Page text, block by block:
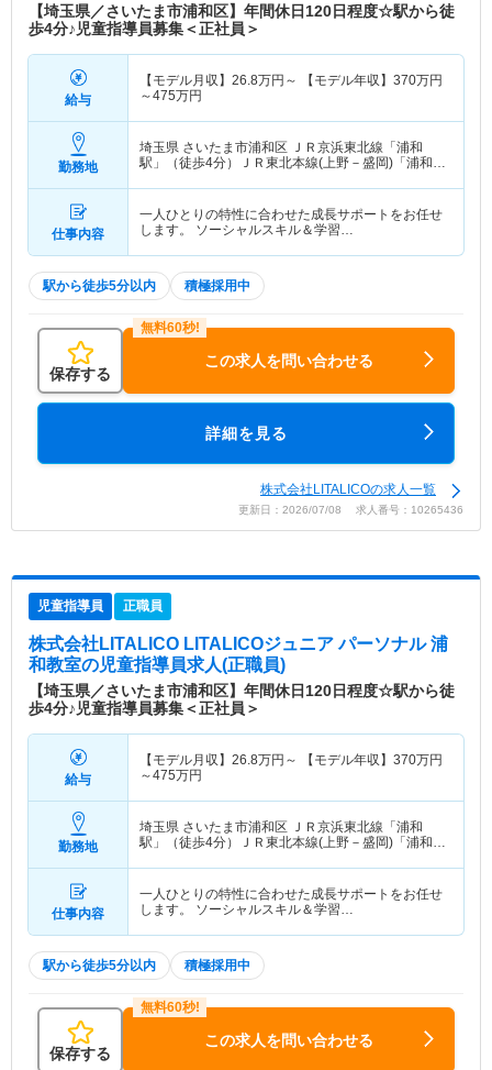
【埼玉県／さいたま市浦和区】年間休日120日程度☆駅から徒
歩4分♪児童指導員募集＜正社員＞
給与
【モデル月収】 26.8万円～ 【モデル年収】 370万円
～475万円
勤務地
埼玉県 さいたま市浦和区 ＪＲ京浜東北線「浦和
駅」（徒歩4分）ＪＲ東北本線(上野－盛岡)「浦和
仕事内容
一人ひとりの特性に合わせた成長サポートをお任せ
します。 ソーシャルスキル＆学習…
駅から徒歩5分以内 積極採用中
保存する
この求人を問い合わせる
詳細を見る
株式会社LITALICOの求人一覧
更新日：2026/07/08 求人番号：10265436
児童指導員 正職員
株式会社LITALICO LITALICOジュニア パーソナル 浦
和教室の児童指導員求人(正職員)
【埼玉県／さいたま市浦和区】年間休日120日程度☆駅から徒
歩4分♪児童指導員募集＜正社員＞
給与
【モデル月収】 26.8万円～ 【モデル年収】 370万円
～475万円
勤務地
埼玉県 さいたま市浦和区 ＪＲ京浜東北線「浦和
駅」（徒歩4分）ＪＲ東北本線(上野－盛岡)「浦和
仕事内容
一人ひとりの特性に合わせた成長サポートをお任せ
します。 ソーシャルスキル＆学習…
駅から徒歩5分以内 積極採用中
保存する
この求人を問い合わせる